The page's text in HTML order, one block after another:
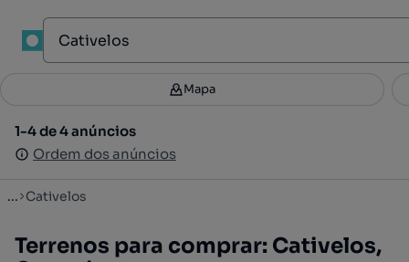
Filtros 2
1-4 de 4 anúncios
Ordem dos anúncios
Mapa
1-4 de 4 anúncios
Ordem dos anúncios
... Cativelos
Terrenos para comprar: Cativelos,